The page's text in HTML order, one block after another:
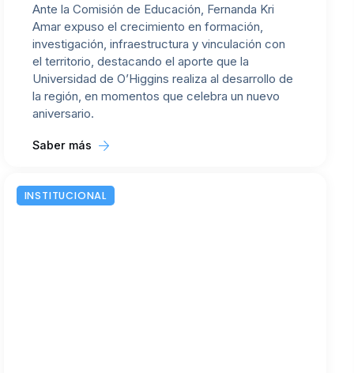
Ante la Comisión de Educación, Fernanda Kri
Amar expuso el crecimiento en formación,
investigación, infraestructura y vinculación con
el territorio, destacando el aporte que la
Universidad de O’Higgins realiza al desarrollo de
la región, en momentos que celebra un nuevo
aniversario.
Saber más
INSTITUCIONAL